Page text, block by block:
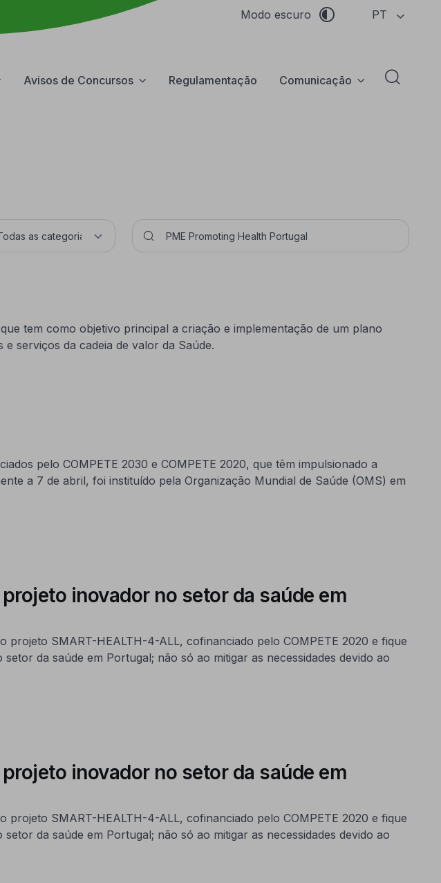
Modo escuro PT
Avisos de Concursos Regulamentação Comunicação Abrir
tem como objetivo principal a criação e implementação de um plano
serviços da cadeia de valor da Saúde.
pelo COMPETE 2030 e COMPETE 2020, que têm impulsionado a
a 7 de abril, foi instituído pela Organização Mundial de Saúde (OMS) em
inovador no setor da saúde em
SMART-HEALTH-4-ALL, cofinanciado pelo COMPETE 2020 e fique
da saúde em Portugal; não só ao mitigar as necessidades devido ao
inovador no setor da saúde em
SMART-HEALTH-4-ALL, cofinanciado pelo COMPETE 2020 e fique
da saúde em Portugal; não só ao mitigar as necessidades devido ao